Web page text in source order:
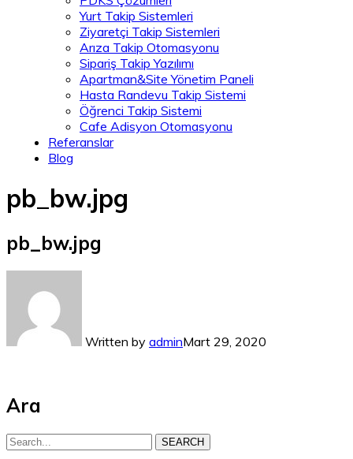
Yurt Takip Sistemleri
Ziyaretçi Takip Sistemleri
Arıza Takip Otomasyonu
Sipariş Takip Yazılımı
Apartman&Site Yönetim Paneli
Hasta Randevu Takip Sistemi
Öğrenci Takip Sistemi
Cafe Adisyon Otomasyonu
Referanslar
Blog
pb_bw.jpg
pb_bw.jpg
Written by adminMart 29, 2020
Ara
SEARCH